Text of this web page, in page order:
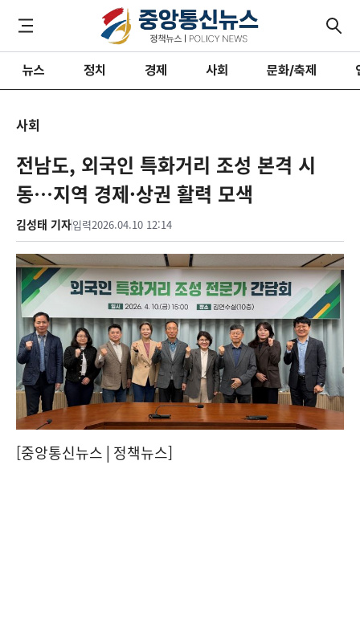
뉴스 정치 경제 사회 문화/축제
사회
전남도, 외국인 특화거리 조성 본격 시
동…지역 경제·상권 활력 모색
김성태 기자입력2026.04.10 12:14
[중앙통신뉴스│정책뉴스]